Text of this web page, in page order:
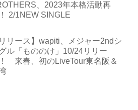
、2023年本格活動再
2/1NEW SINGLE
リリース】wapiti、メジャー2ndシ
ル「もののけ」10/24リリー
来春、初のLiveTour東名阪＆